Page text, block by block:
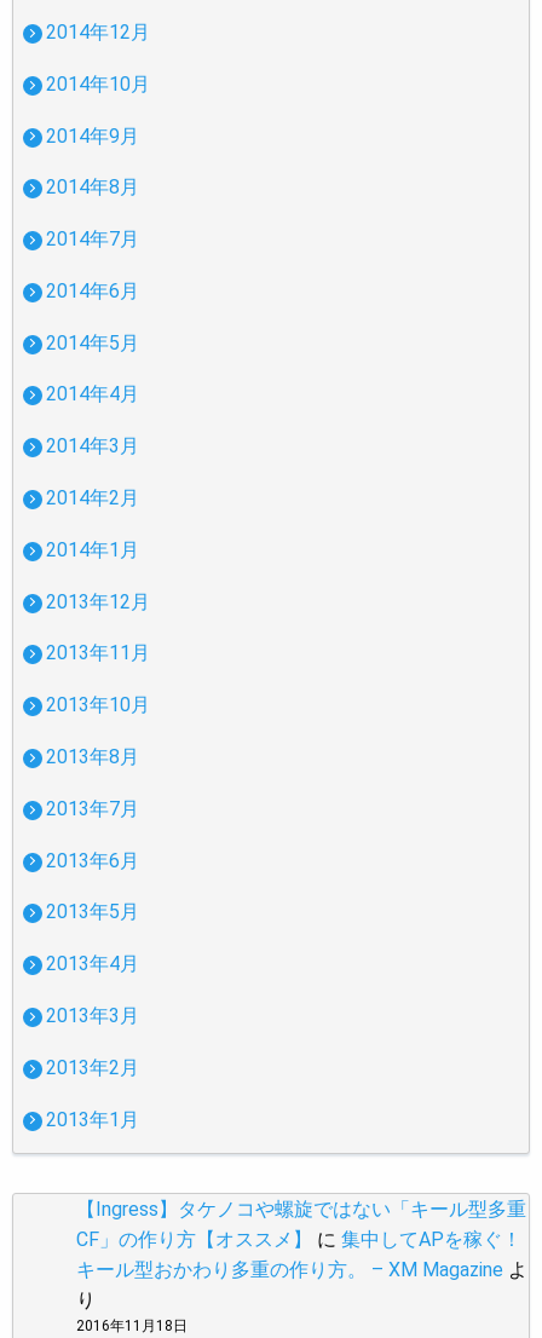
2014年12月
2014年10月
2014年9月
2014年8月
2014年7月
2014年6月
2014年5月
2014年4月
2014年3月
2014年2月
2014年1月
2013年12月
2013年11月
2013年10月
2013年8月
2013年7月
2013年6月
2013年5月
2013年4月
2013年3月
2013年2月
2013年1月
【Ingress】タケノコや螺旋ではない「キール型多重
CF」の作り方【オススメ】
に 集中してAPを稼ぐ！
キール型おかわり多重の作り方。 – XM Magazine よ
り
2016年11月18日